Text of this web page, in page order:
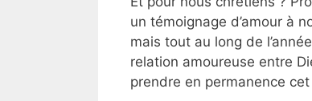
un témoignage d’amour à
mais tout au long de
relation amoureuse entre
prendre en permanence